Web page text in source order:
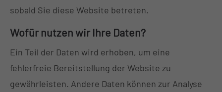
sobald Sie diese Website betreten.
Wofür nutzen wir Ihre Daten?
Ein Teil der Daten wird erhoben, um eine
fehlerfreie Bereitstellung der Website zu
gewährleisten. Andere Daten können zur Analyse